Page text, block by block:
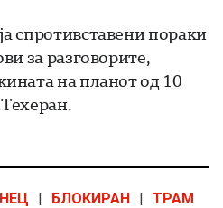
спротивставени пораки
за разговорите,
на планот од 10
| БЛОКИРАН | ТРАМ